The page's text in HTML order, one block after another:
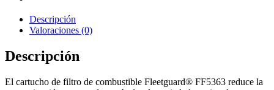
Descripción
Valoraciones (0)
Descripción
El cartucho de filtro de combustible Fleetguard® FF5363 reduce la